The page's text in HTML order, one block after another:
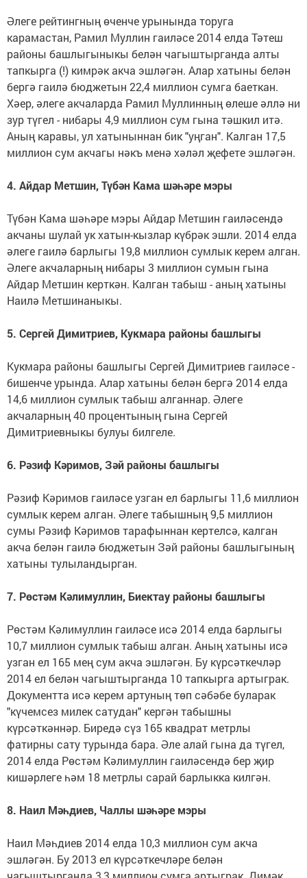
Әлеге рейтингның өченче урынында торуга
карамастан, Рамил Муллин гаиләсе 2014 елда Тәтеш
районы башлыгыныкы белән чагыштырганда алты
тапкырга (!) кимрәк акча эшләгән. Алар хатыны белән
бергә гаилә бюджетын 22,4 миллион сумга баеткан.
Хәер, әлеге акчаларда Рамил Муллинның өлеше әллә ни
зур түгел - нибары 4,9 миллион сум гына тәшкил итә.
Аның каравы, ул хатыныннан бик "уңган". Калган 17,5
миллион сум акчагы нәкъ менә хәләл җефете эшләгән.
4. Айдар Метшин, Түбән Кама шәһәре мэры
Түбән Кама шәһәре мэры Айдар Метшин гаиләсендә
акчаны шулай ук хатын-кызлар күбрәк эшли. 2014 елда
әлеге гаилә барлыгы 19,8 миллион сумлык керем алган.
Әлеге акчаларның нибары 3 миллион сумын гына
Айдар Метшин керткән. Калган табыш - аның хатыны
Наилә Метшинаныкы.
5. Сергей Димитриев, Кукмара районы башлыгы
Кукмара районы башлыгы Сергей Димитриев гаиләсе -
бишенче урында. Алар хатыны белән бергә 2014 елда
14,6 миллион сумлык табыш алганнар. Әлеге
акчаларның 40 процентының гына Сергей
Димитриевныкы булуы билгеле.
6. Рәзиф Кәримов, Зәй районы башлыгы
Рәзиф Кәримов гаиләсе узган ел барлыгы 11,6 миллион
сумлык керем алган. Әлеге табышның 9,5 миллион
сумы Рәзиф Кәримов тарафыннан кертелсә, калган
акча белән гаилә бюджетын Зәй районы башлыгының
хатыны тулыландырган.
7. Рөстәм Кәлимуллин, Биектау районы башлыгы
Рөстәм Кәлимуллин гаиләсе исә 2014 елда барлыгы
10,7 миллион сумлык табыш алган. Аның хатыны исә
узган ел 165 мең сум акча эшләгән. Бу күрсәткечләр
2014 ел белән чагыштырганда 10 тапкырга артыграк.
Документта исә керем артуның төп сәбәбе буларак
"күчемсез милек сатудан" кергән табышны
күрсәткәннәр. Биредә сүз 165 квадрат метрлы
фатирны сату турында бара. Әле алай гына да түгел,
2014 елда Рөстәм Кәлимуллин гаиләсендә бер җир
кишәрлеге һәм 18 метрлы сарай барлыкка килгән.
8. Наил Мәһдиев, Чаллы шәһәре мэры
Наил Мәһдиев 2014 елда 10,3 миллион сум акча
эшләгән. Бу 2013 ел күрсәткечләре белән